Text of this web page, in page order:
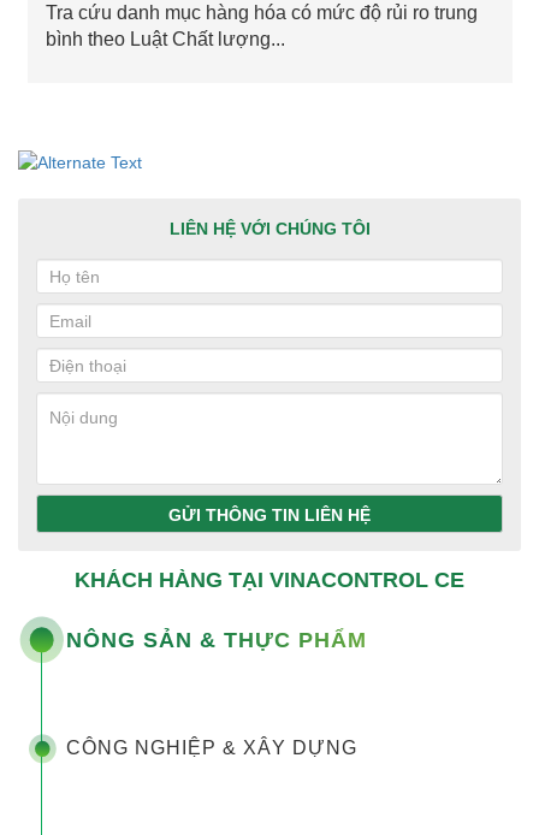
Tra cứu danh mục hàng hóa có mức độ rủi ro trung
bình theo Luật Chất lượng...
LIÊN HỆ VỚI CHÚNG TÔI
GỬI THÔNG TIN LIÊN HỆ
KHÁCH HÀNG TẠI VINACONTROL CE
NÔNG SẢN & THỰC PHẨM
CÔNG NGHIỆP & XÂY DỰNG